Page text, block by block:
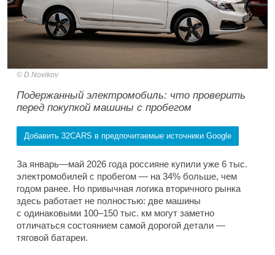
D.Novikov
Подержанный электромобиль: что проверить
перед покупкой машины с пробегом
Добавить 32CARS в предпочитаемые источники Google
За январь—май 2026 года россияне купили уже 6 тыс.
электромобилей с пробегом — на 34% больше, чем
годом ранее. Но привычная логика вторичного рынка
здесь работает не полностью: две машины
с одинаковыми 100–150 тыс. км могут заметно
отличаться состоянием самой дорогой детали —
тяговой батареи.